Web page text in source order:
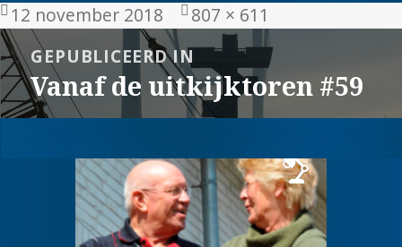
Geplaatst
op
12 november 2018
Volledige
grootte
807 × 611
Bericht
navigatieGEPUBLICEERD IN
Vanaf de uitkijktoren #59